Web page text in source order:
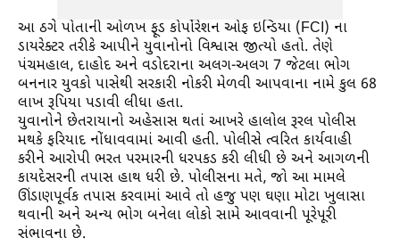
આ ઠગે પોતાની ઓળખ ફૂડ કોર્પોરેશન ઓફ ઇન્ડિયા (FCI) ના
ડાયરેક્ટર તરીકે આપીને યુવાનોનો વિશ્વાસ જીત્યો હતો. તેણે
પંચમહાલ, દાહોદ અને વડોદરાના અલગ-અલગ 7 જેટલા ભોગ
બનનાર યુવકો પાસેથી સરકારી નોકરી મેળવી આપવાના નામે કુલ 68
લાખ રૂપિયા પડાવી લીધા હતા.
યુવાનોને છેતરાયાનો અહેસાસ થતાં આખરે હાલોલ રૂરલ પોલીસ
મથકે ફરિયાદ નોંધાવવામાં આવી હતી. પોલીસે ત્વરિત કાર્યવાહી
કરીને આરોપી ભરત પરમારની ધરપકડ કરી લીધી છે અને આગળની
કાયદેસરની તપાસ હાથ ધરી છે. પોલીસના મતે, જો આ મામલે
ઊંડાણપૂર્વક તપાસ કરવામાં આવે તો હજુ પણ ઘણા મોટા ખુલાસા
થવાની અને અન્ય ભોગ બનેલા લોકો સામે આવવાની પૂરેપૂરી
સંભાવના છે.